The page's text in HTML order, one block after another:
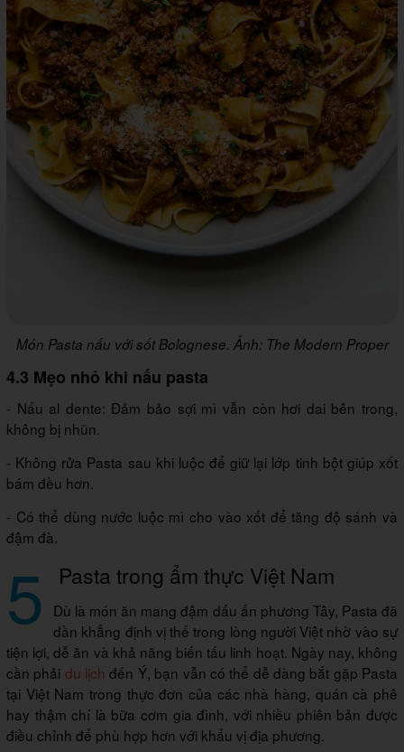
Món Pasta nấu với sốt Bolognese. Ảnh: The Modern Proper
4.3 Mẹo nhỏ khi nấu pasta
- Nấu al dente: Đảm bảo sợi mì vẫn còn hơi dai bên trong,
không bị nhũn.
- Không rửa Pasta sau khi luộc để giữ lại lớp tinh bột giúp xốt
bám đều hơn.
- Có thể dùng nước luộc mì cho vào xốt để tăng độ sánh và
đậm đà.
5 Pasta trong ẩm thực Việt Nam
Dù là món ăn mang đậm dấu ấn phương Tây, Pasta đã
dần khẳng định vị thế trong lòng người Việt nhờ vào sự
tiện lợi, dễ ăn và khả năng biến tấu linh hoạt. Ngày nay, không
cần phải du lịch đến Ý, bạn vẫn có thể dễ dàng bắt gặp Pasta
tại Việt Nam trong thực đơn của các nhà hàng, quán cà phê
hay thậm chí là bữa cơm gia đình, với nhiều phiên bản được
điều chỉnh để phù hợp hơn với khẩu vị địa phương.